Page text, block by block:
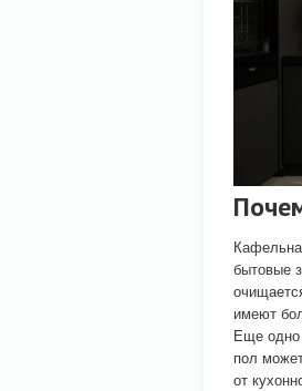
бытовые
имеют
Еще одно
пол
от